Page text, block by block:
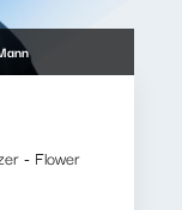
- Flower